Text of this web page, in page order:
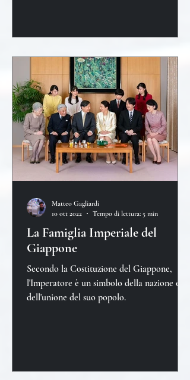
La Famiglia Imperiale del
Giappone
Secondo la Costituzione del Giappone,
l'Imperatore è un simbolo della nazione e
dell'unione del suo popolo.
Matteo Gagliardi
10 ott 2022
Tempo di lettura: 5 min